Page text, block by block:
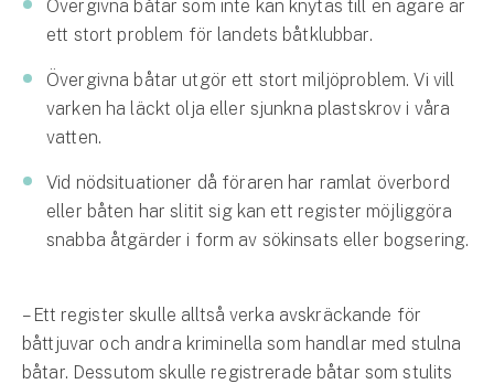
Kommunolycksfall
Försäkring via förmedlare
Se alla försäkringar
Övergivna båtar som inte kan knytas till en ägare är
ett stort problem för landets båtklubbar.
Övergivna båtar utgör ett stort miljöproblem. Vi vill
varken ha läckt olja eller sjunkna plastskrov i våra
vatten.
Vid nödsituationer då föraren har ramlat överbord
eller båten har slitit sig kan ett register möjliggöra
snabba åtgärder i form av sökinsats eller bogsering.
– Ett register skulle alltså verka avskräckande för
båttjuvar och andra kriminella som handlar med stulna
båtar. Dessutom skulle registrerade båtar som stulits